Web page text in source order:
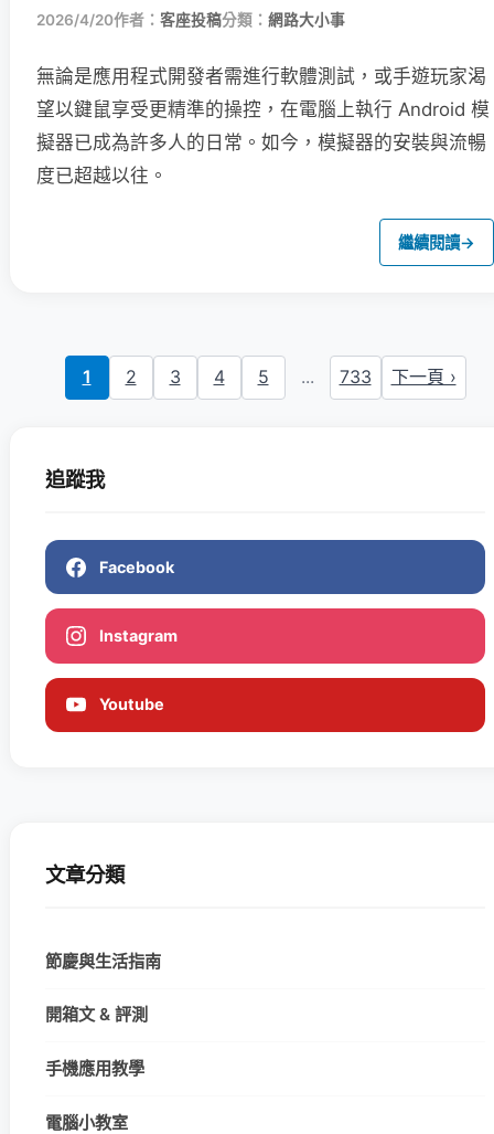
2026/4/20作者： 客座投稿分類： 網路大小事
無論是應用程式開發者需進行軟體測試，或手遊玩家渴
望以鍵鼠享受更精準的操控，在電腦上執行 Android 模
擬器已成為許多人的日常。如今，模擬器的安裝與流暢
度已超越以往。
繼續閱讀→
1 2 3 4 5 ... 733 下一頁 ›
追蹤我
Facebook
Instagram
Youtube
文章分類
節慶與生活指南
開箱文 & 評測
手機應用教學
電腦小教室